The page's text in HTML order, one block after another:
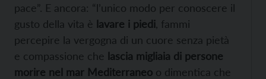
pace”. E ancora: “l’unico modo per conoscere il
gusto della vita è lavare i piedi , fammi
percepire la vergogna di un cuore senza pietà
e compassione che lascia migliaia di persone
morire nel mar Mediterraneo o dimentica che